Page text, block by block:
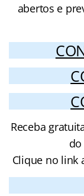
abertos e
Receba
Clique no link